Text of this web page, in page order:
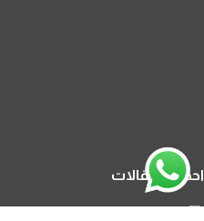
احدث المقالات